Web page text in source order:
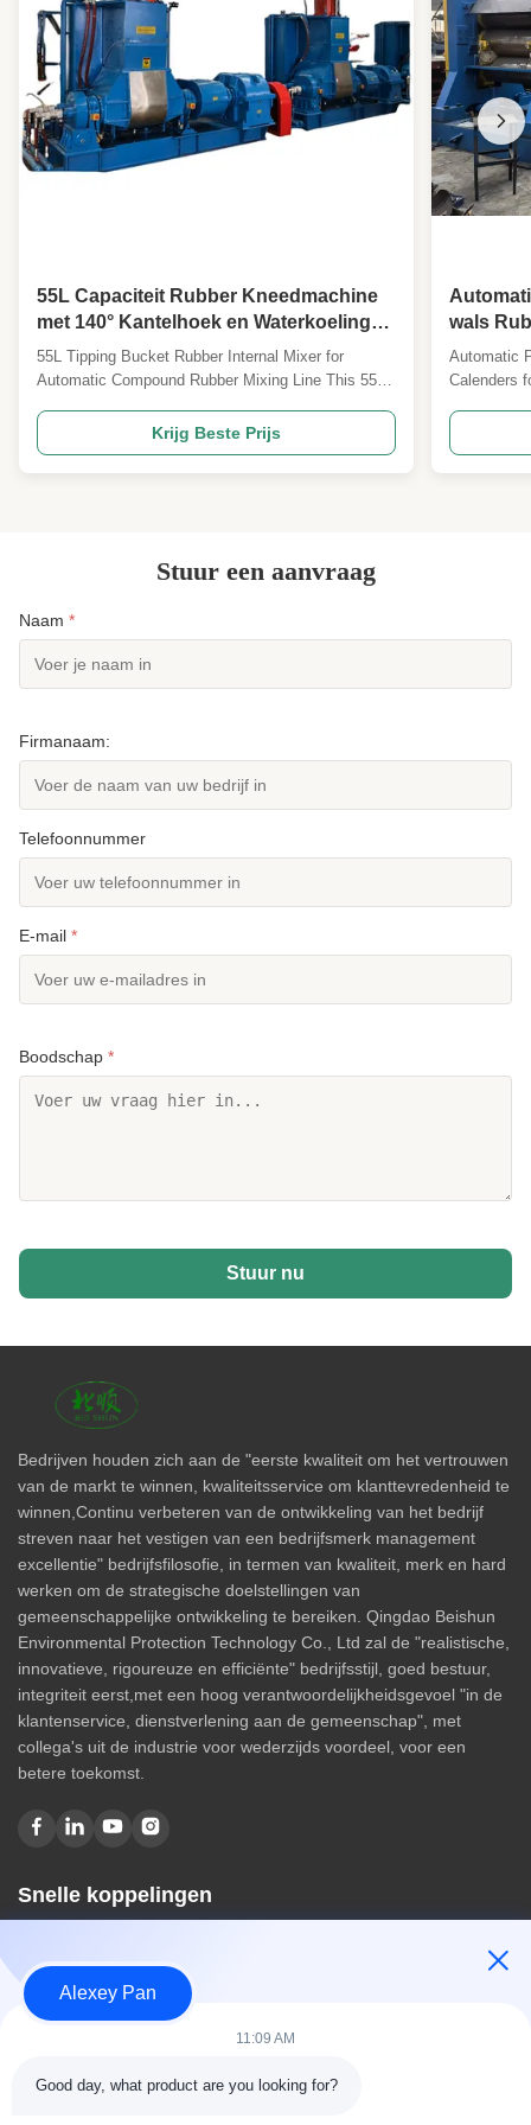
vulcaniserende persmachine
Elektrische verwarming Rubber heet
persen vormmachine
55L Capaciteit Rubber Kneedmachine
met 140° Kantelhoek en Waterkoeling
voor Automatische Rubbermenging
55L Tipping Bucket Rubber Internal Mixer for
Automatic Compound Rubber Mixing Line This 55L
efficient compound rubber mixing in automated
production lines, offering precise control and reliable
performance for industrial rubber processing ...
Krijg Beste Prijs
wals
Automatic
Calenders
lines,
film
Stuur een aanvraag
Naam *
Firmanaam:
Telefoonnummer
E-mail *
Boodschap *
Stuur nu
Bedrijven houden zich aan de "eerste kwaliteit om het vertrouwen
van de markt te winnen, kwaliteitsservice om klanttevredenheid te
winnen,Continu verbeteren van de ontwikkeling van het bedrijf
streven naar het vestigen van een bedrijfsmerk management
excellentie" bedrijfsfilosofie, in termen van kwaliteit, merk en hard
werken om de strategische doelstellingen van
gemeenschappelijke ontwikkeling te bereiken. Qingdao Beishun
Environmental Protection Technology Co., Ltd zal de "realistische,
innovatieve, rigoureuze en efficiënte" bedrijfsstijl, goed bestuur,
integriteit eerst,met een hoog verantwoordelijkheidsgevoel "in de
klantenservice, dienstverlening aan de gemeenschap", met
collega's uit de industrie voor wederzijds voordeel, voor een
betere toekomst.
Snelle koppelingen
Over ons
producten
Categorieën
Alexey Pan
11:09 AM
Good day, what product are you looking for?